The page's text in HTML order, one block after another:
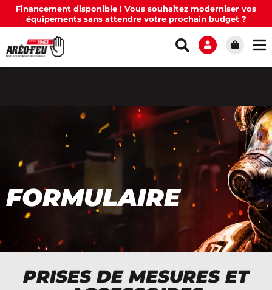
Financement disponible ! Vous souhaitez moderniser vos
équipements sans attendre votre prochain budget ?
FORMULAIRE
PRISES DE MESURES ET